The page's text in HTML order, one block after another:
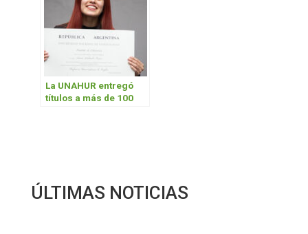
La UNAHUR entregó
títulos a más de 100
ÚLTIMAS NOTICIAS